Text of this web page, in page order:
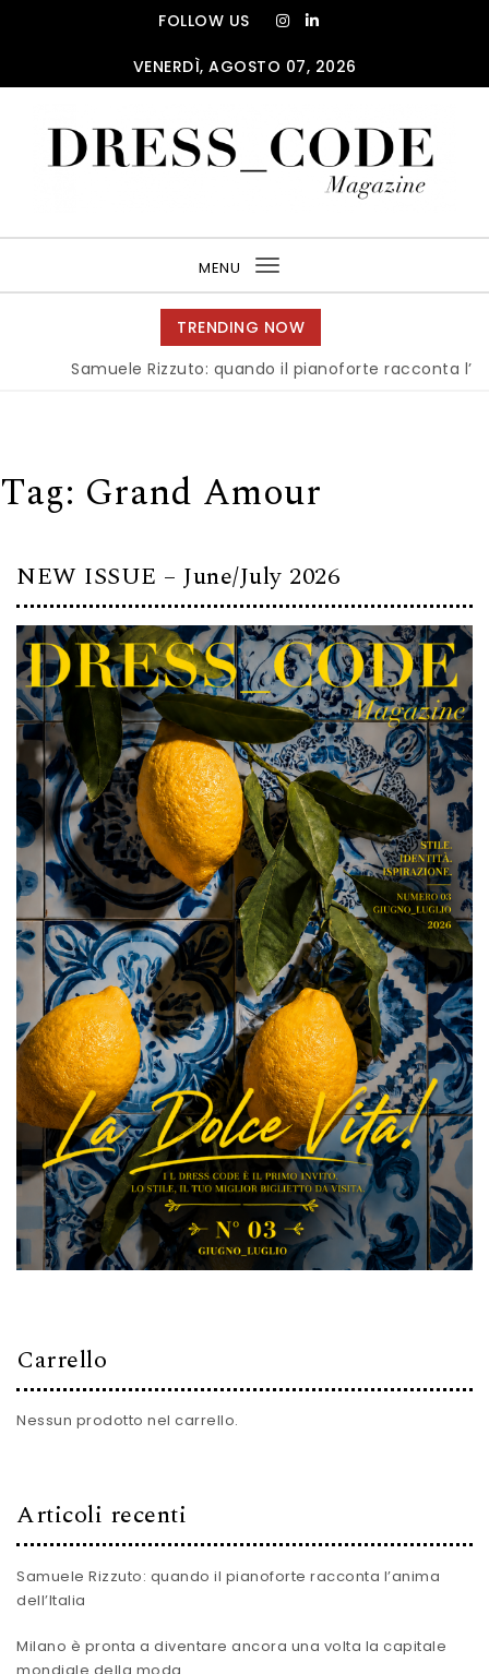
FOLLOW US
VENERDÌ, AGOSTO 07, 2026
MENU
Toggle
navigation
TRENDING NOW
Samuele Rizzuto: quando il pianoforte racconta
Tag: Grand Amour
NEW ISSUE – June/July 2026
Carrello
Nessun prodotto nel carrello.
Articoli recenti
Samuele Rizzuto: quando il pianoforte racconta l’anima
dell’Italia
Milano è pronta a diventare ancora una volta la capitale